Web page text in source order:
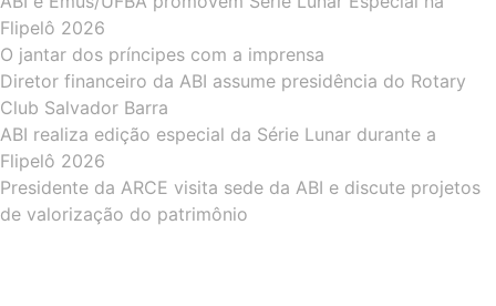
Flipelô 2026
O jantar dos príncipes com a imprensa
Diretor financeiro da ABI assume presidência do Rotary
Club Salvador Barra
ABI realiza edição especial da Série Lunar durante a
Flipelô 2026
Presidente da ARCE visita sede da ABI e discute projetos
de valorização do patrimônio